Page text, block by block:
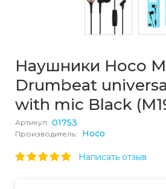
Наушники Hoco
Drumbeat
with mic Black
Артикул: 01753
Производитель: Hoco
Написать отзыв